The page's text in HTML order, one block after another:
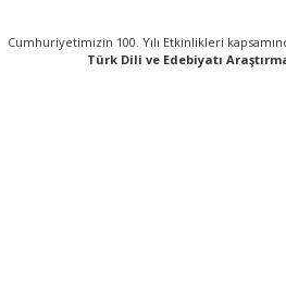
Cumhuriyetimizin 100. Yılı Etkinlikleri
Türk Dili ve Edebiyatı